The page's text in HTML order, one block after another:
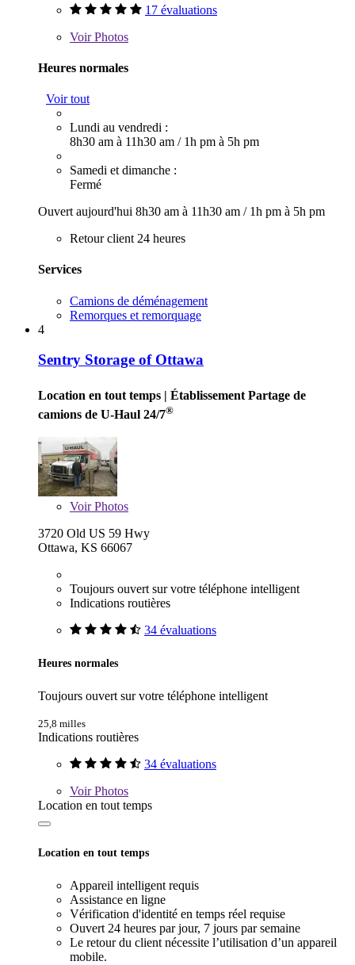
17 évaluations
VoirPhotos
Heures normales
Voir tout
Lundi au vendredi :
8h30 am à 11h30 am / 1h pm à 5h pm
Samedi et dimanche :
Fermé
Ouvert aujourd'hui 8h30 am à 11h30 am / 1h pm à 5h pm
Retour client 24 heures
Services
Camions de déménagement
Remorques et remorquage
4
Sentry Storage of Ottawa
Location en tout temps | Établissement Partage de
camions de U-Haul 24/7®
VoirPhotos
3720 Old US 59 Hwy
Ottawa, KS 66067
Toujours ouvert sur votre téléphone intelligent
Indications routières
34 évaluations
Heures normales
Toujours ouvert sur votre téléphone intelligent
25,8 milles
Indications routières
34 évaluations
VoirPhotos
Location en tout temps
Location en tout temps
Appareil intelligent requis
Assistance en ligne
Vérification d'identité en temps réel requise
Ouvert 24 heures par jour, 7 jours par semaine
Le retour du client nécessite l’utilisation d’un appareil
mobile.